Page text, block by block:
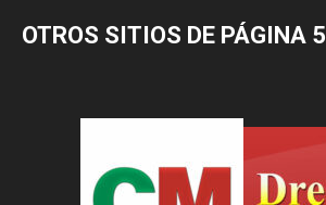
OTROS SITIOS DE PÁGINA 5